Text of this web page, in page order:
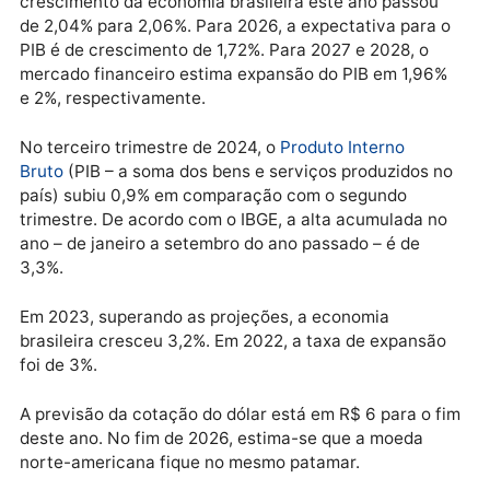
administrativas. Assim, taxas mais altas também
podem dificultar a expansão da economia.
Quando a taxa Selic é reduzida, a tendência é que o
ao consumo, reduzindo o controle sobre a inflação e
estimulando a atividade econômica.
PIB e câmbio
crescimento da economia brasileira este ano passou
de 2,04% para 2,06%. Para 2026, a expectativa para
mercado financeiro estima expansão do PIB em
e 2%, respectivamente.